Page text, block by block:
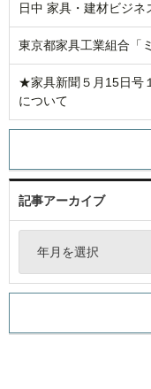
日中 家具・建材ビジ
東京都家具工業組合「
★家具新聞５月15日号
について
記事アーカイブ
年月を選択